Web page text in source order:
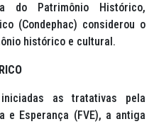
do Patrimônio Histórico,
(Condephac) considerou o
histórico e cultural.
as tratativas pela
e Esperança (FVE), a antiga